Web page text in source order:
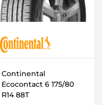
Continental
Ecocontact 6 175/80
R14 88T